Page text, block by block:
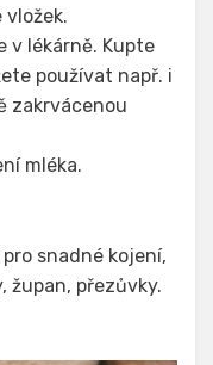
v lékárně. Kupte
používat např. i
zakrvácenou
mléka.
snadné kojení,
župan, přezůvky.